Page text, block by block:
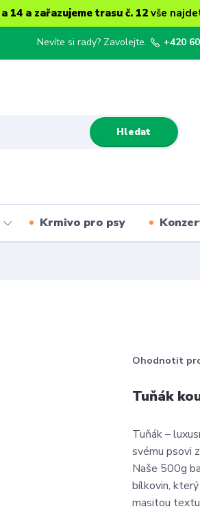
14 a zařazujeme trasu č. 12 vše
Hledat
Nevíte si rady? Zavolejte. +420
Krmivo pro psy
Ohodnotit
Tuňák
Tuňák –
svému psovi
Naše 500g
bílkovin,
masitou